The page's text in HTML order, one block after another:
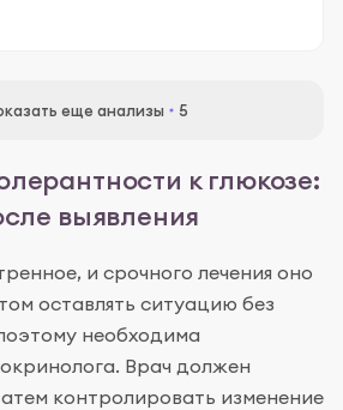
еще анализы 5
к глюкозе:
выявления
и срочного лечения оно
оставлять ситуацию без
необходима
Врач должен
контролировать изменение